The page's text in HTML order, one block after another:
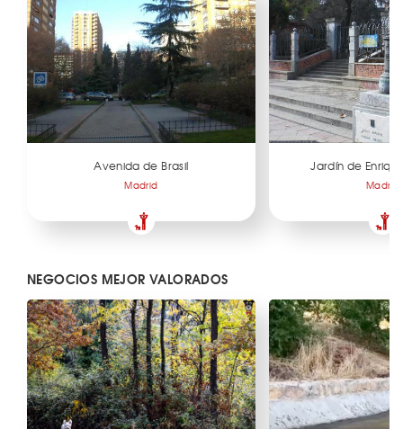
Avenida de Brasil
Madrid
Jardín de
Madrid
NEGOCIOS MEJOR VALORADOS